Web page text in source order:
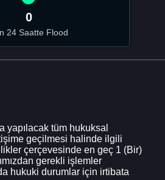
0
24 Saatte Flood
yapılacak tüm hukuksal
geçilmesi halinde ilgili
çerçevesinde en geç 1 (Bir)
gerekli işlemler
hukuki durumlar için irtibata